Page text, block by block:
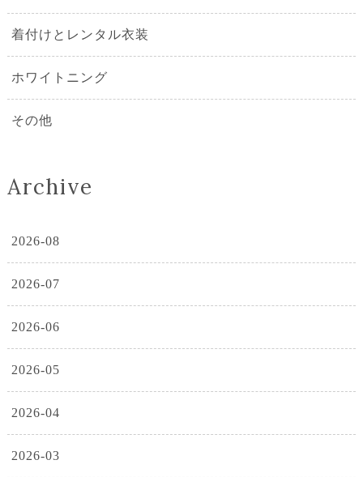
着付けとレンタル衣装
ホワイトニング
その他
Archive
2026-08
2026-07
2026-06
2026-05
2026-04
2026-03